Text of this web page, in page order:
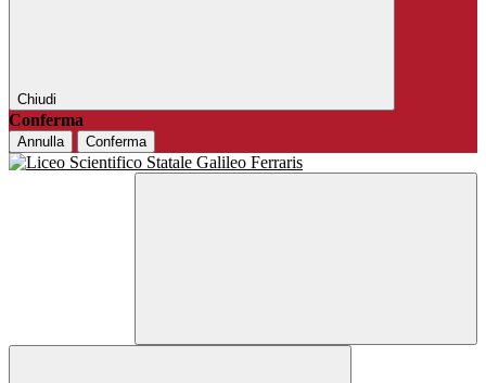
Chiudi
Conferma
Annulla Conferma